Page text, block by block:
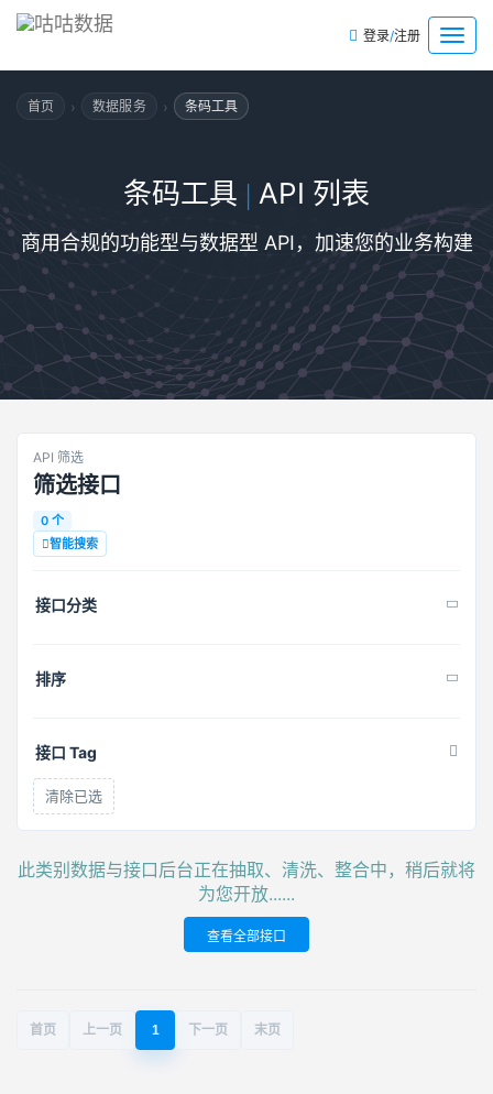
菜
单
登录/注册
首页 › 数据服务 › 条码工具
条码工具 | API 列表
商用合规的功能型与数据型 API，加速您的业务构建
API 筛选
筛选接口
0 个
智能搜索
接口分类
排序
接口 Tag
清除已选
此类别数据与接口后台正在抽取、清洗、整合中，稍后就将
为您开放......
查看全部接口
首页 上一页 1 下一页 末页